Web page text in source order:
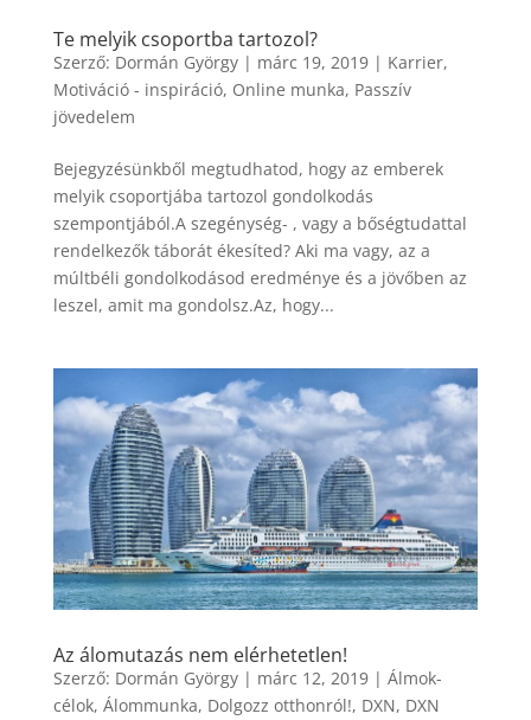
Te melyik csoportba tartozol?
Szerző: Dormán György| márc 19, 2019| Karrier,
Motiváció - inspiráció, Online munka, Passzív
jövedelem
Bejegyzésünkből megtudhatod, hogy az emberek
melyik csoportjába tartozol gondolkodás
szempontjából.A szegénység- , vagy a bőségtudattal
rendelkezők táborát ékesíted? Aki ma vagy, az a
múltbéli gondolkodásod eredménye és a jövőben az
leszel, amit ma gondolsz.Az, hogy...
Az álomutazás nem elérhetetlen!
Szerző: Dormán György| márc 12, 2019| Álmok-
célok, Álommunka, Dolgozz otthonról!, DXN, DXN